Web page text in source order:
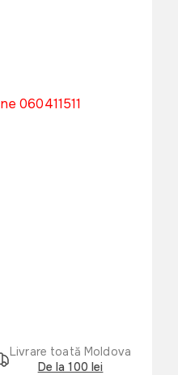
060411511
Livrare toată Moldova
De la 100 lei